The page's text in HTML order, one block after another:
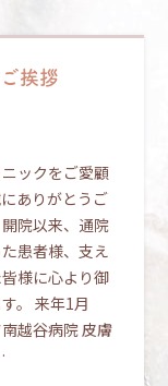
挨拶
ックをご愛顧
ありがとうご
院以来、通院
患者様、支え
様に心より御
。 来年1月
越谷病院 皮膚